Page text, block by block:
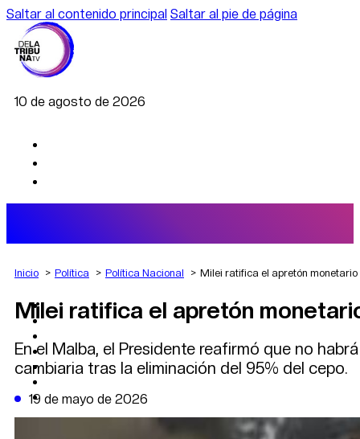
Saltar al contenido principal Saltar al pie de página
10 de agosto de 2026
AGRO
DEPORTES
POLÍTICA
CAMBIO CLIMÁTICO
DE LA TRIBUNA TV
Inicio Política Política Nacional Milei ratifica el apretón
Milei ratifica el apretón
En el Malba, el Presidente reafirmó que no
cambiaria tras la eliminación del 95% del cepo.
19 de mayo de 2026